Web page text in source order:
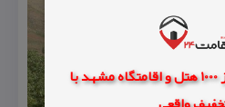
🎁 امکان رزرو بیش از 1000 هتل و اقامتگاه مشهد با